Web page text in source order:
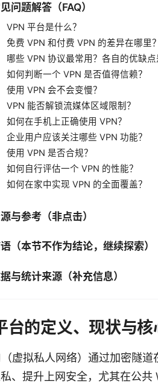
问题解答（FAQ）
VPN 平台是什么？
免费 VPN 和付费 VPN 的差异在哪里？
哪些 VPN 协议最常用？各自的优缺点
如何判断一个 VPN 是否值得信赖？
使用 VPN 会不会变慢？
VPN 能否解锁流媒体区域限制？
如何在手机上正确使用 VPN？
企业用户应该关注哪些 VPN 功能？
使用 VPN 是否合规？
如何自行评估一个 VPN 的性能？
如何在家中实现 VPN 的全面覆盖？
与参考（非点击）
（本节不作为结论，继续探索）
与统计来源（补充信息）
台的定义、现状与核
虚拟私人网络）通过加密隧
、提升上网安全，尤其在公共